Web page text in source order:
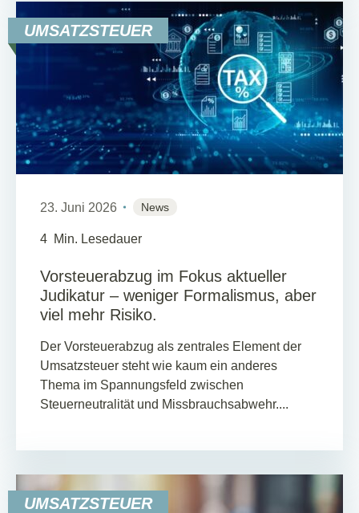
UMSATZSTEUER
23. Juni 2026 News
4 Min. Lesedauer
Vorsteuerabzug im Fokus aktueller
Judikatur – weniger Formalismus, aber
viel mehr Risiko.
Der Vorsteuerabzug als zentrales Element der
Umsatzsteuer steht wie kaum ein anderes
Thema im Spannungsfeld zwischen
Steuerneutralität und Missbrauchsabwehr....
UMSATZSTEUER